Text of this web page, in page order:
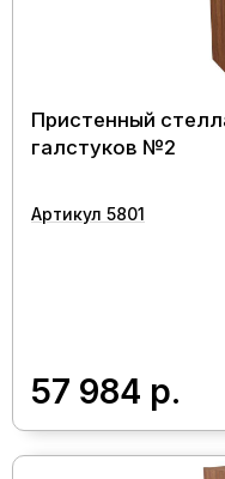
Пристенный
галстуков №2
Артикул 5801
57 984 р.